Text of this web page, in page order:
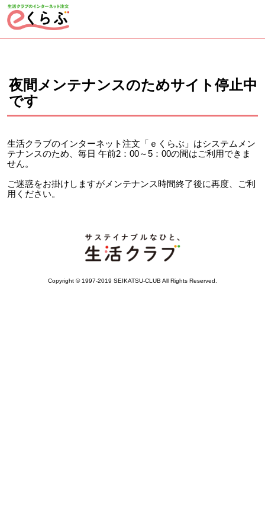
ページの先頭です。
夜間メンテナンスのためサイト停止中
です
生活クラブのインターネット注文「ｅくらぶ」はシステムメン
テナンスのため、毎日 午前2：00～5：00の間はご利用できま
せん。
ご迷惑をお掛けしますがメンテナンス時間終了後に再度、ご利
用ください。
Copyright © 1997-2019 SEIKATSU-CLUB All Rights Reserved.